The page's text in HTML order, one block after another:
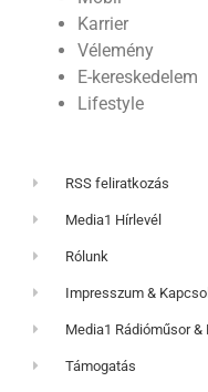
Karrier
Vélemény
E-kereskedelem
Lifestyle
RSS feliratkozás
Media1 Hírlevél
Rólunk
Impresszum &
Media1 Rádióműsor &
Támogatás